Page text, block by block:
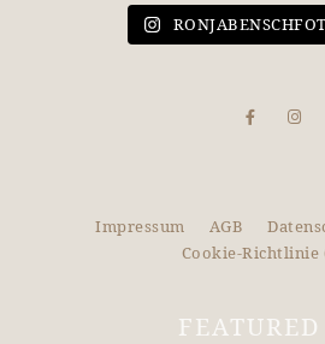
Impressum AGB
Cookie-Richtlinie